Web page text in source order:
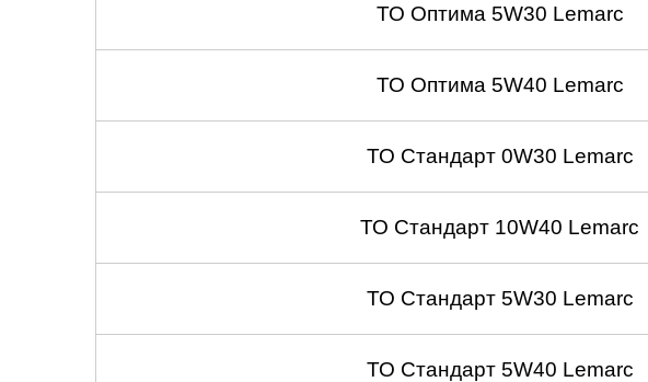
ТО Оптима 5W30 Lemarc
ТО Оптима 5W40 Lemarc
ТО Стандарт 0W30 Lemarc
ТО Стандарт 10W40 Lemarc
ТО Стандарт 5W30 Lemarc
ТО Стандарт 5W40 Lemarc